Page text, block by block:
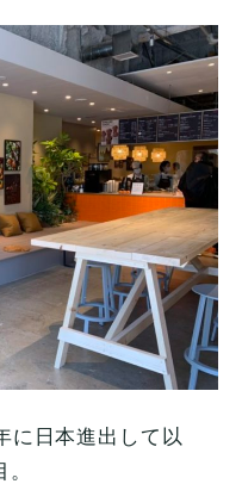
に日本進出して以